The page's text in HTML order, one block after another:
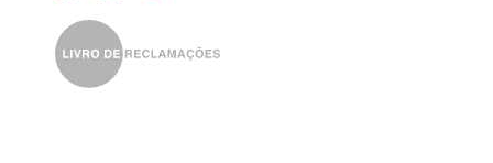
Auto-Rádios